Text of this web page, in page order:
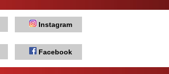
Instagram
Facebook